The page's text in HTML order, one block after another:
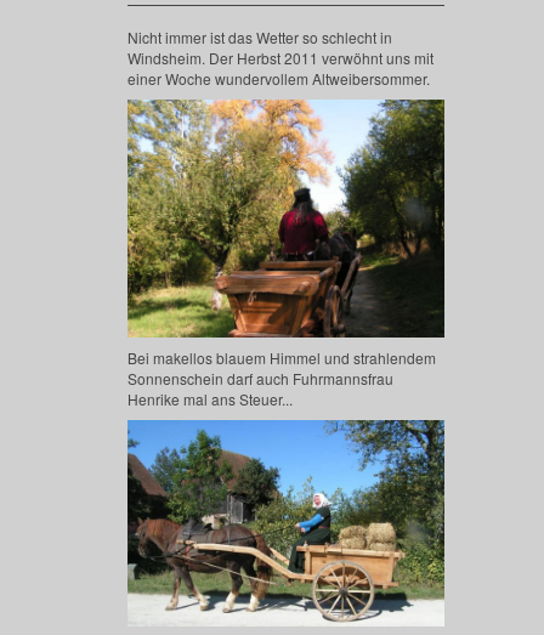
Nicht immer ist das Wetter so schlecht in
Windsheim. Der Herbst 2011 verwöhnt uns mit
einer Woche wundervollem Altweibersommer.
Bei makellos blauem Himmel und strahlendem
Sonnenschein darf auch Fuhrmannsfrau
Henrike mal ans Steuer...